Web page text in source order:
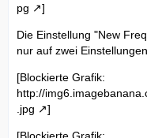
pg
]
Die Einstellung "New
nur auf zwei
[Blockierte Grafik:
http://
.jpg
]